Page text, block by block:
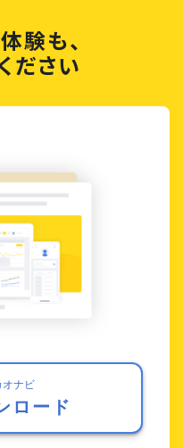
験も、
ださい
ナビ
ロード